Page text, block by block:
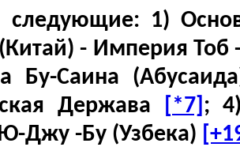
следующие: 1)
- Империя Тоб
Бу-Саина
Держава
[*7] ;
Джу -Бу (Узбека)